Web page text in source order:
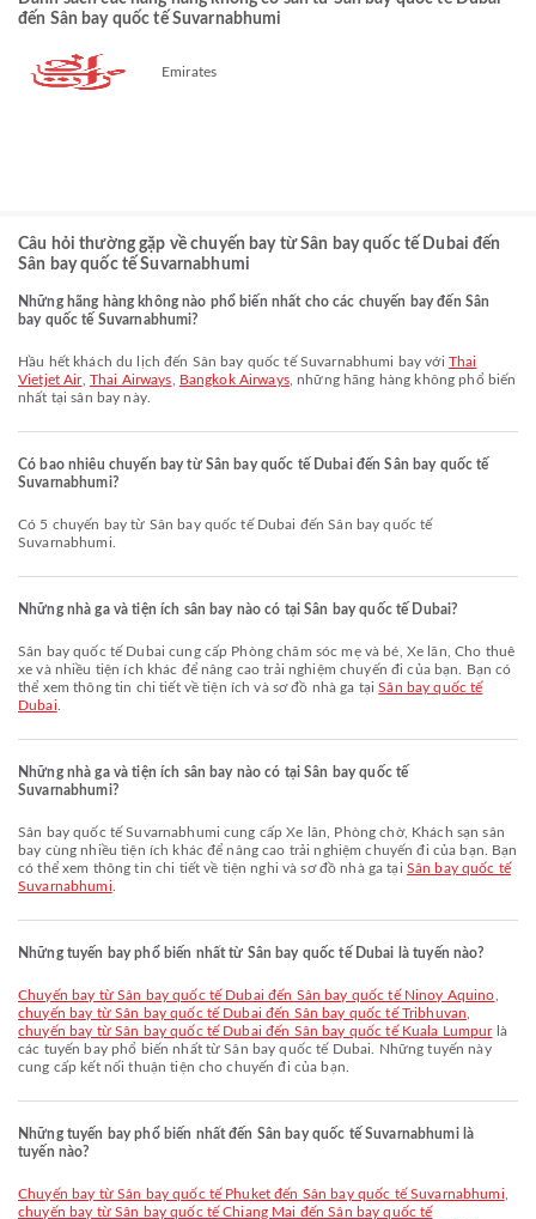
đến Sân bay quốc tế Suvarnabhumi
Emirates
Câu hỏi thường gặp về chuyến bay từ Sân bay quốc tế Dubai đến
Sân bay quốc tế Suvarnabhumi
Những hãng hàng không nào phổ biến nhất cho các chuyến bay đến Sân
bay quốc tế Suvarnabhumi?
Hầu hết khách du lịch đến Sân bay quốc tế Suvarnabhumi bay với Thai
Vietjet Air, Thai Airways Bangkok Airways, những hãng hàng không phổ biến
nhất tại sân bay này.
Có bao nhiêu chuyến bay từ Sân bay quốc tế Dubai đến Sân bay quốc tế
Suvarnabhumi?
Có 5 chuyến bay từ Sân bay quốc tế Dubai đến Sân bay quốc tế
Suvarnabhumi.
Những nhà ga và tiện ích sân bay nào có tại Sân bay quốc tế Dubai?
Sân bay quốc tế Dubai cung cấp Phòng chăm sóc mẹ và bé, Xe lăn, Cho thuê
xe và nhiều tiện ích khác để nâng cao trải nghiệm chuyến đi của bạn. Bạn có
thể xem thông tin chi tiết về tiện ích và sơ đồ nhà ga tạiSân bay quốc tế
Dubai
Những nhà ga và tiện ích sân bay nào có tại Sân bay quốc tế
Suvarnabhumi?
Sân bay quốc tế Suvarnabhumi cung cấp Xe lăn, Phòng chờ, Khách sạn sân
bay cùng nhiều tiện ích khác để nâng cao trải nghiệm chuyến đi của bạn. Bạn
có thể xem thông tin chi tiết về tiện nghi và sơ đồ nhà ga tại Sân bay quốc tế
Suvarnabhumi
Những tuyến bay phổ biến nhất từ Sân bay quốc tế Dubai là tuyến nào?
chuyến bay từ Sân bay quốc tế Dubai đến Sân bay quốc tế Ninoy Aquino
chuyến bay từ Sân bay quốc tế Dubai đến Sân bay quốc tế Tribhuvan
chuyến bay từ Sân bay quốc tế Dubai đến Sân bay quốc tế Kuala Lumpurlà
các tuyến bay phổ biến nhất từ Sân bay quốc tế Dubai. Những tuyến này
cung cấp kết nối thuận tiện cho chuyến đi của bạn.
Những tuyến bay phổ biến nhất đến Sân bay quốc tế Suvarnabhumi là
tuyến nào?
chuyến bay từ Sân bay quốc tế Phuket đến Sân bay quốc tế Suvarnabhumi
chuyến bay từ Sân bay quốc tế Chiang Mai đến Sân bay quốc tế